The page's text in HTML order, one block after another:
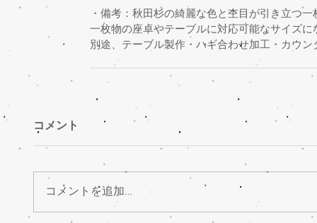
・備考：秋田杉の綺麗な色と杢目が引き立つ一
一枚物の座卓やテーブルに対応可能なサイズに
別途、テーブル製作・ハギ合わせ加工・カウ
コメント
コメントを追加…